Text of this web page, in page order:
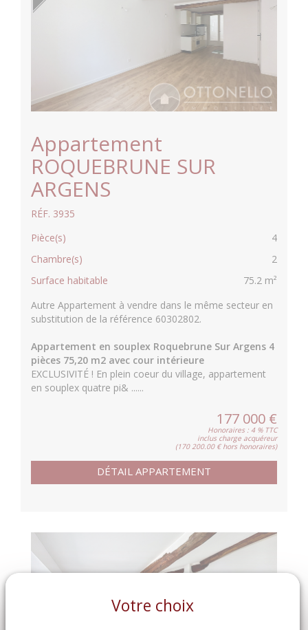
Appartement
ROQUEBRUNE SUR
ARGENS
RÉF. 3935
Pièce(s)
4
Chambre(s)
2
Surface habitable
75.2 m²
Autre Appartement à vendre dans le même secteur en
substitution de la référence 60302802.
Appartement en souplex Roquebrune Sur Argens 4
pièces 75,20 m2 avec cour intérieure
EXCLUSIVITÉ ! En plein coeur du village, appartement
en souplex quatre pi& ......
177 000 €
Honoraires : 4 % TTC
inclus charge acquéreur
(170 200.00 € hors honoraires)
DÉTAIL APPARTEMENT
Votre choix